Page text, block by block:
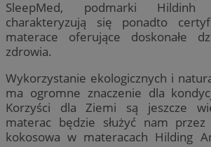
SleepMed, podmarki
charakteryzują się ponadto
materace oferujące doskonałe
zdrowia.
Wykorzystanie ekologicznych i
ma ogromne znaczenie dla
Korzyści dla Ziemi są jeszcze
materac będzie służyć nam przez
kokosowa w materacach Hilding